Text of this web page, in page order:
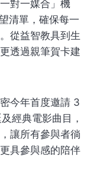
對一媒合」機
清單，確保每一
從益智教具到生
透過親筆賀卡建
今年首度邀請 3
經典電影曲目，
讓所有參與者徜
具參與感的陪伴